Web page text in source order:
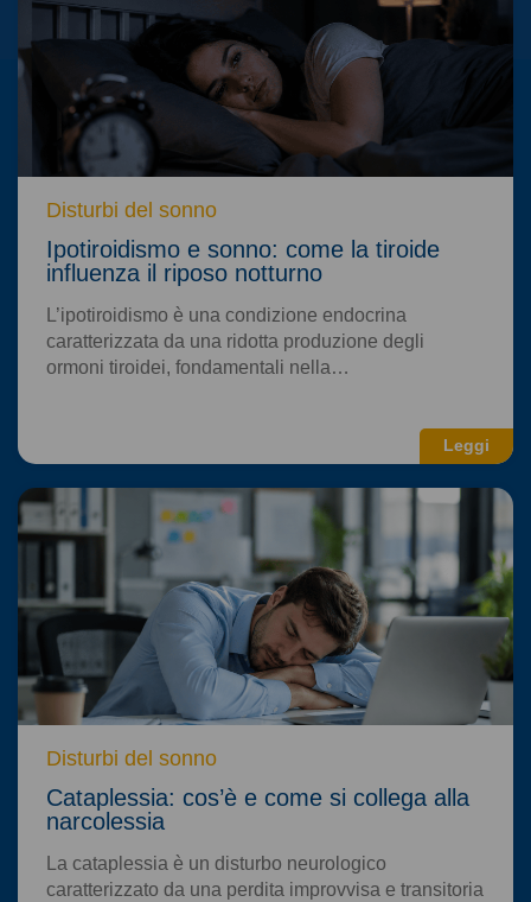
Leggi
Disturbi del sonno
Ipotiroidismo e sonno: come la tiroide
influenza il riposo notturno
L’ipotiroidismo è una condizione endocrina
caratterizzata da una ridotta produzione degli
ormoni tiroidei, fondamentali nella…
Disturbi del sonno
Cataplessia: cos’è e come si collega alla
narcolessia
La cataplessia è un disturbo neurologico
caratterizzato da una perdita improvvisa e transitoria